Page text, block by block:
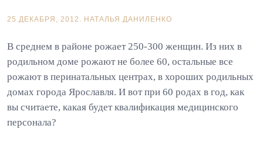
25 ДЕКАБРЯ, 2012. НАТАЛЬЯ ДАНИЛЕНКО
В среднем в районе рожает 250-300 женщин. Из них в
родильном доме рожают не более 60, остальные все
рожают в перинатальных центрах, в хороших родильных
домах города Ярославля. И вот при 60 родах в год, как
вы считаете, какая будет квалификация медицинского
персонала?